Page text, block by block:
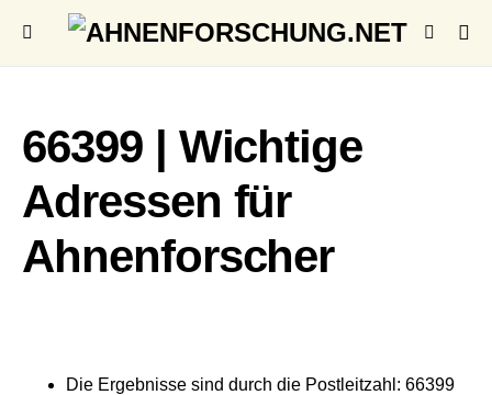
66399 | Wichtige
Adressen für
Ahnenforscher
Die Ergebnisse sind durch die Postleitzahl: 66399